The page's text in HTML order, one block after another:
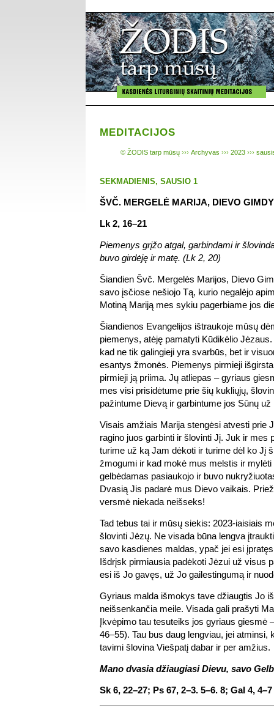
MEDITACIJOS
© ŽODIS tarp mūsų ››› Archyvas ››› 2023 ›››
SEKMADIENIS, SAUSIO 1
ŠVČ. MERGELĖ MARIJA, DIEVO
Lk 2, 16–21
Piemenys grįžo atgal, garbindami ir
buvo girdėję ir matę. (Lk 2, 20)
Šiandien Švč. Mergelės Marijos, Dievo
savo įsčiose nešiojo Tą, kurio negalėjo
Motiną Mariją mes sykiu pagerbiame jos
Šiandienos Evangelijos ištraukoje mūsų
piemenys, atėję pamatyti Kūdikėlio
kad ne tik galingieji yra svarbūs, bet ir
esantys žmonės. Piemenys pirmieji
pirmieji ją priima. Jų atliepas – gyriaus
mes visi prisidėtume prie šių kukliųjų,
pažintume Dievą ir garbintume jos Sūnų
Visais amžiais Marija stengėsi atvesti prie
ragino juos garbinti ir šlovinti Jį. Juk ir mes
turime už ką Jam dėkoti ir turime dėl ko Jį
žmogumi ir kad mokė mus melstis ir
gelbėdamas pasiaukojo ir buvo
Dvasią Jis padarė mus Dievo vaikais.
versmė niekada neišseks!
Tad tebus tai ir mūsų siekis: 2023-iaisiais
šlovinti Jėzų. Ne visada būna lengva
savo kasdienes maldas, ypač jei esi
Išdrįsk pirmiausia padėkoti Jėzui už visus
esi iš Jo gavęs, už Jo gailestingumą ir
Gyriaus malda išmokys tave džiaugtis Jo
neišsenkančia meile. Visada gali prašyti
Įkvėpimo tau tesuteiks jos gyriaus giesmė
46–55). Tau bus daug lengviau, jei atminsi,
tavimi šlovina Viešpatį dabar ir per amžius.
Mano dvasia džiaugiasi Dievu, savo
Sk 6, 22–27; Ps 67, 2–3. 5–6. 8; Gal 4, 4–7